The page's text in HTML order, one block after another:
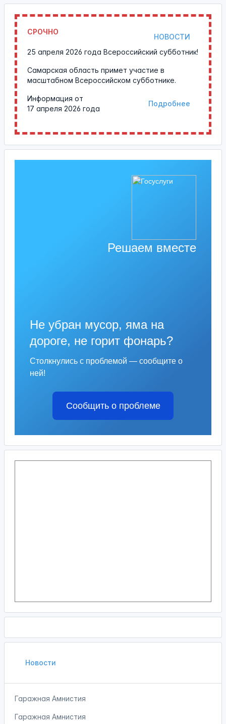
СРОЧНО
НОВОСТИ
25 апреля 2026 года Всероссийский субботник!
Самарская область примет участие в
масштабном Всероссийском субботнике.
Подробнее
Информация от
17 апреля 2026 года
Решаем вместе
Не убран мусор, яма на
дороге, не горит фонарь?
Столкнулись с проблемой — сообщите о
ней!
Сообщить о проблеме
Новости
Гаражная Амнистия
Гаражная Амнистия